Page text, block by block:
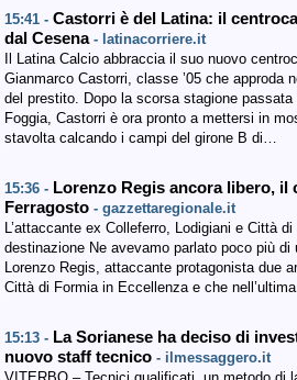
15:41 - Castorri è del Latina: il
dal Cesena - latinacorriere.it
Il Latina Calcio abbraccia il suo nuovo
Gianmarco Castorri, classe ’05 che approda
del prestito. Dopo la scorsa stagione passata
Foggia, Castorri è ora pronto a mettersi in
stavolta calcando i campi del girone B di…
15:36 - Lorenzo Regis ancora libero, il
Ferragosto - gazzettaregionale.it
L’attaccante ex Colleferro, Lodigiani e Città
destinazione Ne avevamo parlato poco più di
Lorenzo Regis, attaccante protagonista due
Città di Formia in Eccellenza e che
15:13 - La Sorianese ha deciso di
nuovo staff tecnico - ilmessaggero.it